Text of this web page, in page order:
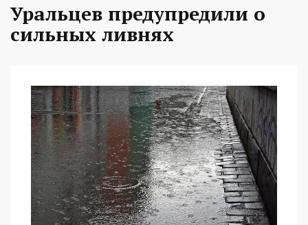
Уральцев предупредили о
сильных ливнях